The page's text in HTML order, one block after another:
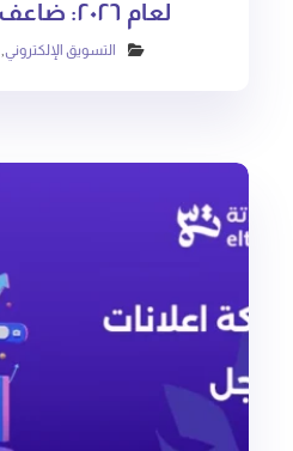
لعام ٢٠٢٦: ضاعف أرباحك الآن
التسويق الإلكتروني,